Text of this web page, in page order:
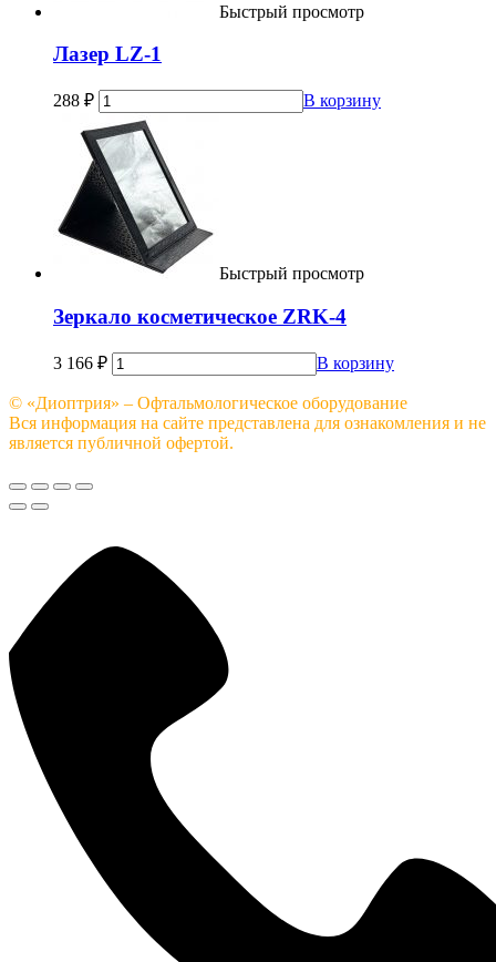
Быстрый просмотр
Лазер LZ-1
288 ₽ В корзину
Быстрый просмотр
Зеркало косметическое ZRK-4
3 166 ₽ В корзину
© «Диоптрия» – Офтальмологическое оборудование
Вся информация на сайте представлена для ознакомления и не
является публичной офертой.